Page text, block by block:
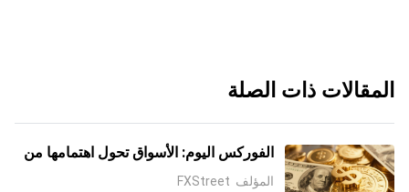
المقالات ذات الصلة
الفوركس اليوم: الأسواق تحول اهتمامها من
الشرق الأوسط إلى بيانات الوظائف غير
المؤلف FXStreet